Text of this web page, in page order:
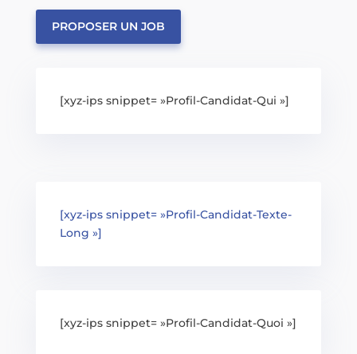
PROPOSER UN JOB
[xyz-ips snippet= »Profil-Candidat-Qui »]
[xyz-ips snippet= »Profil-Candidat-Texte-
Long »]
[xyz-ips snippet= »Profil-Candidat-Quoi »]